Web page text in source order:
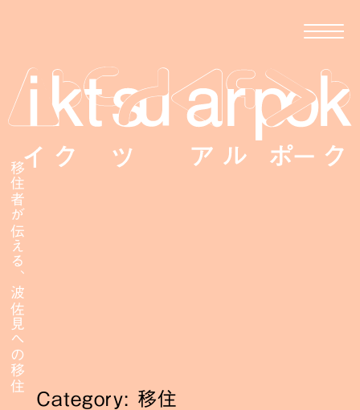
移住者が伝える、波佐見への移住
Category: 移住